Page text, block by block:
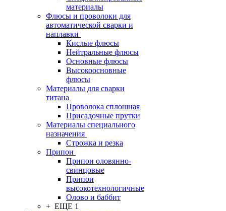
материалы
Флюсы и проволоки для
автоматической сварки и
наплавки
Кислые флюсы
Нейтральные флюсы
Основные флюсы
Высокоосновные
флюсы
Материалы для сварки
титана
Проволока сплошная
Присадочные прутки
Материалы специального
назначения
Строжка и резка
Припои
Припои оловянно-
свинцовые
Припои
высокотехнологичные
Олово и баббит
+ ЕЩЕ 1